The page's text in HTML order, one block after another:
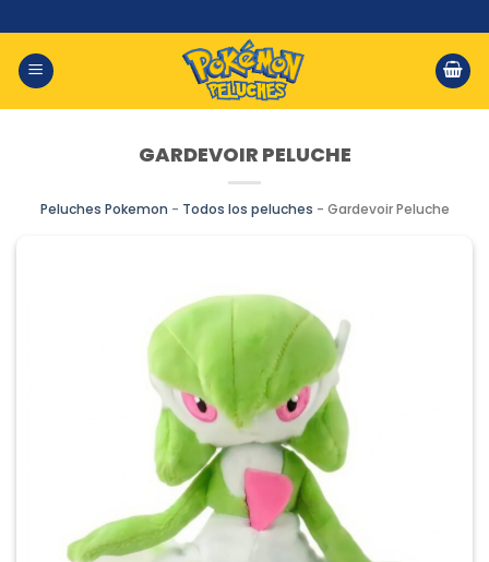
al
contenido
GARDEVOIR PELUCHE
Peluches Pokemon - Todos los peluches - Gardevoir Peluche